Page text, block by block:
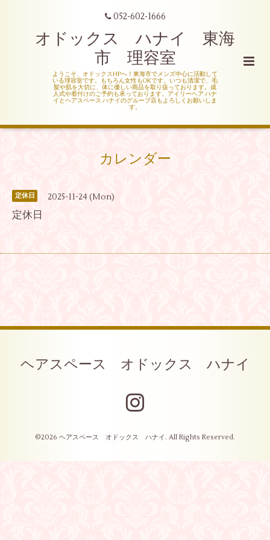
052-602-1666
オドックス ハナイ 東海
市 理容室
ようこそ、オドックスHPへ！東海市でメンズ中心に活動して
いる理容室です。もちろん女性もOKです。いつも清潔で、毛
髪や肌を大切に、体に優しい商品を取り扱っております。成
人式や着付けのご予約も承っております。アイリーヘア ハナ
イとヘアスペース ハナイのグループ店もよろしくお願いしま
す。
カレンダー
定休日 2025-11-24 (Mon)
定休日
ヘアスペース オドックス ハナイ
©2026 ヘアスペース オドックス ハナイ . All Rights Reserved.